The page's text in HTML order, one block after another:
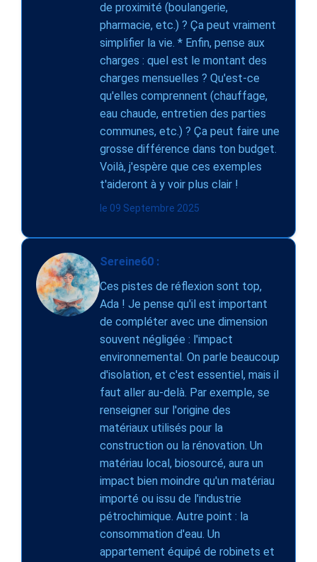
de proximité (boulangerie,
pharmacie, etc.) ? Ça peut vraiment
simplifier la vie. * Enfin, pense aux
charges : quel est le montant des
charges mensuelles ? Qu'est-ce
qu'elles comprennent (chauffage,
eau chaude, entretien des parties
communes, etc.) ? Ça peut faire une
grosse différence dans ton budget.
Voilà, j'espère que ces exemples
t'aideront à y voir plus clair !
le 09 Septembre 2025
Sereine60 :
Ces pistes de réflexion sont top,
Ada ! Je pense qu'il est important
de compléter avec une dimension
souvent négligée : l'impact
environnemental. On parle beaucoup
d'isolation, et c'est essentiel, mais il
faut aller au-delà. Par exemple, se
renseigner sur l'origine des
matériaux utilisés pour la
construction ou la rénovation. Un
matériau local, biosourcé, aura un
impact bien moindre qu'un matériau
importé ou issu de l'industrie
pétrochimique. Autre point : la
consommation d'eau. Un
appartement équipé de robinets et